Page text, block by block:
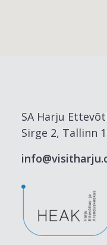
SA Harju
Sirge 2, Tallinn